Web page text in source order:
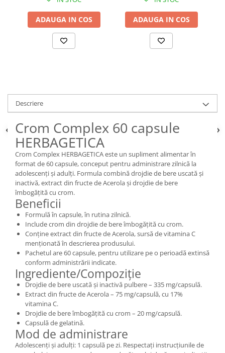
ADAUGA IN COS ADAUGA IN COS
Descriere
Crom Complex 60 capsule
HERBAGETICA
Crom Complex HERBAGETICA este un supliment alimentar în
format de 60 capsule, conceput pentru administrare zilnică la
adolescenți și adulți. Formula combină drojdie de bere uscată și
inactivă, extract din fructe de Acerola și drojdie de bere
îmbogățită cu crom.
Beneficii
Formulă în capsule, în rutina zilnică.
Include crom din drojdie de bere îmbogățită cu crom.
Conține extract din fructe de Acerola, sursă de vitamina C
menționată în descrierea produsului.
Pachetul are 60 capsule, pentru utilizare pe o perioadă extinsă
conform administrării indicate.
Ingrediente/Compoziție
Drojdie de bere uscată și inactivă pulbere – 335 mg/capsulă.
Extract din fructe de Acerola – 75 mg/capsulă, cu 17%
vitamina C.
Drojdie de bere îmbogățită cu crom – 20 mg/capsulă.
Capsulă de gelatină.
Mod de administrare
Adolescenți și adulți: 1 capsulă pe zi. Respectați instrucțiunile de